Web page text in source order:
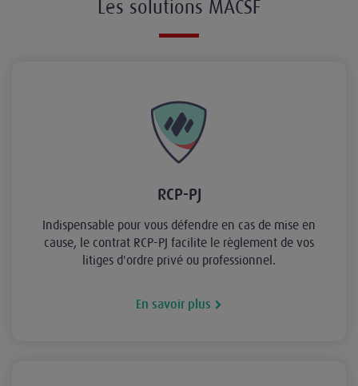
Les solutions MACSF
RCP-PJ
Indispensable pour vous défendre en cas de mise en
cause, le contrat RCP-PJ facilite le règlement de vos
litiges d'ordre privé ou professionnel.
En savoir plus